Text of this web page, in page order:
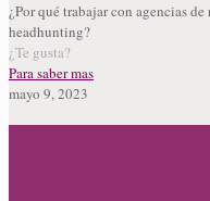
¿Por qué trabajar con agencias
headhunting?
¿Te gusta?
Para saber mas
mayo 9, 2023